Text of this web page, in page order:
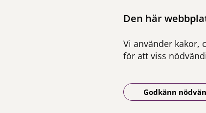
Den här
Vi använder kakor,
för att viss
Godkänn
se